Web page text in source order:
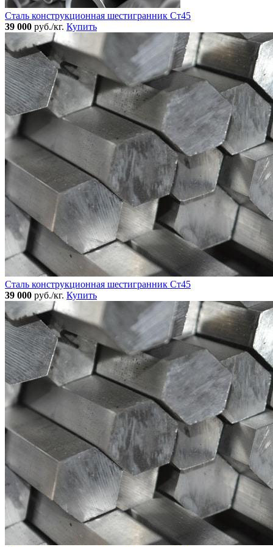
Сталь конструкционная шестигранник Ст45
39 000 руб./кг. Купить
Сталь конструкционная шестигранник Ст45
39 000 руб./кг. Купить